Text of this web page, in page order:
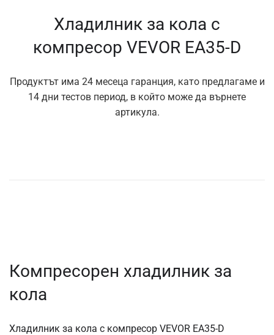
Хладилник за кола с
компресор VEVOR EA35-D
Продуктът има 24 месеца гаранция, като предлагаме и
14 дни тестов период, в който може да върнете
артикула.
Компресорен хладилник за
кола
Хладилник за кола с компресор VEVOR EA35-D